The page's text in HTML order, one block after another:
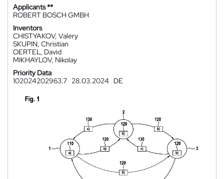
Applicants **
ROBERT BOSCH GMBH
Inventors
CHISTYAKOV, Valery
SKUPIN, Christian
OERTEL, David
MIKHAYLOV, Nikolay
Priority Data
102024202963.7 28.03.2024 DE